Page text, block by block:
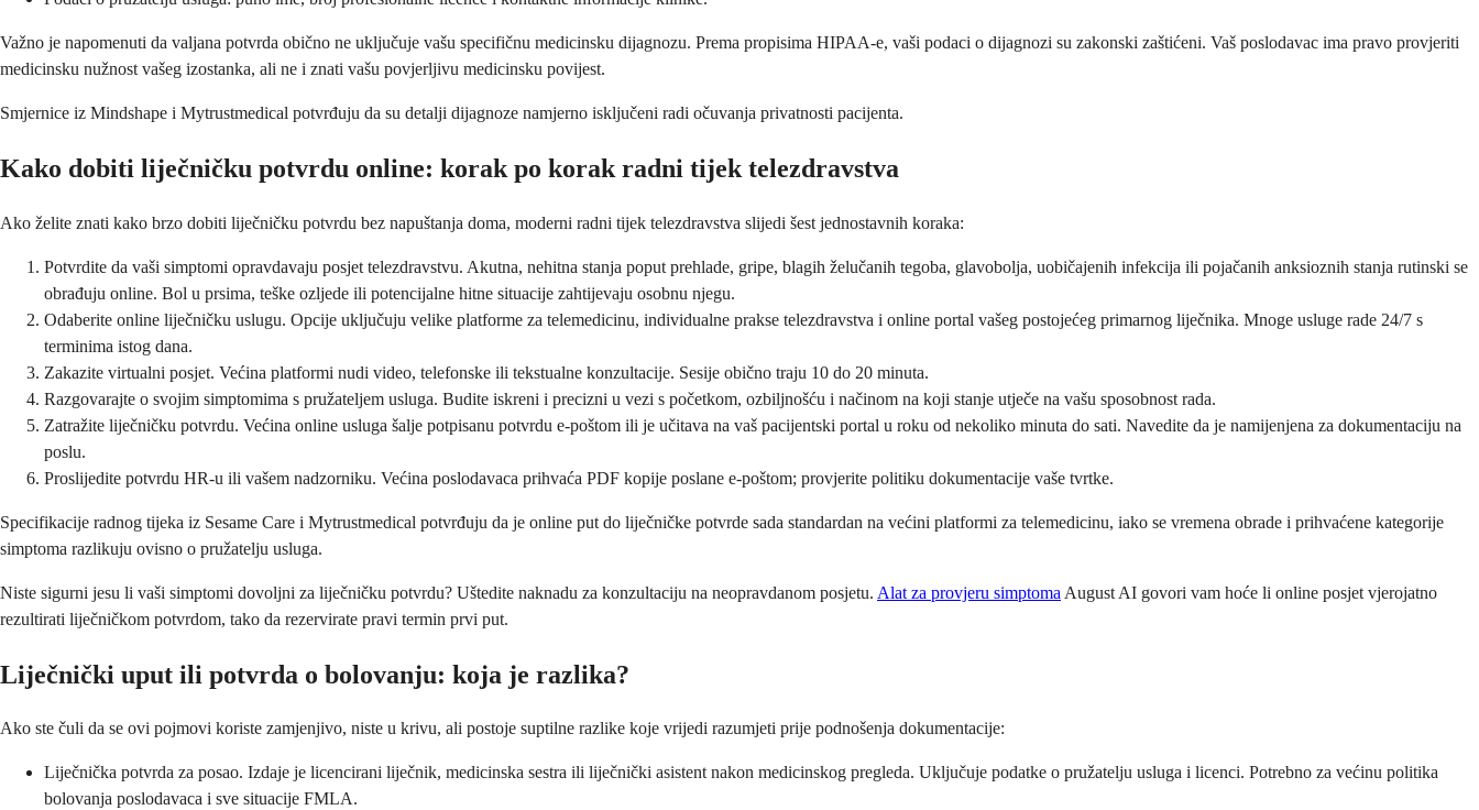
Važno je napomenuti da valjana potvrda obično ne uključuje vašu specifičnu medicinsku dijagnozu. Prema propisima HIPAA-e, vaši podaci o dijagnozi su zakonski zaštićeni. Vaš poslodavac ima pravo provjeriti
medicinsku nužnost vašeg izostanka, ali ne i znati vašu povjerljivu medicinsku povijest.
Smjernice iz Mindshape i Mytrustmedical potvrđuju da su detalji dijagnoze namjerno isključeni radi očuvanja privatnosti pacijenta.
Kako dobiti liječničku potvrdu online: korak po korak radni tijek telezdravstva
Ako želite znati kako brzo dobiti liječničku potvrdu bez napuštanja doma, moderni radni tijek telezdravstva slijedi šest jednostavnih koraka:
Potvrdite da vaši simptomi opravdavaju posjet telezdravstvu. Akutna, nehitna stanja poput prehlade, gripe, blagih želučanih tegoba, glavobolja, uobičajenih infekcija ili pojačanih anksioznih stanja rutinski se
obrađuju online. Bol u prsima, teške ozljede ili potencijalne hitne situacije zahtijevaju osobnu njegu.
Odaberite online liječničku uslugu. Opcije uključuju velike platforme za telemedicinu, individualne prakse telezdravstva i online portal vašeg postojećeg primarnog liječnika. Mnoge usluge rade 24/7 s
terminima istog dana.
Zakazite virtualni posjet. Većina platformi nudi video, telefonske ili tekstualne konzultacije. Sesije obično traju 10 do 20 minuta.
Razgovarajte o svojim simptomima s pružateljem usluga. Budite iskreni i precizni u vezi s početkom, ozbiljnošću i načinom na koji stanje utječe na vašu sposobnost rada.
Zatražite liječničku potvrdu. Većina online usluga šalje potpisanu potvrdu e-poštom ili je učitava na vaš pacijentski portal u roku od nekoliko minuta do sati. Navedite da je namijenjena za dokumentaciju na
poslu.
Proslijedite potvrdu HR-u ili vašem nadzorniku. Većina poslodavaca prihvaća PDF kopije poslane e-poštom; provjerite politiku dokumentacije vaše tvrtke.
Specifikacije radnog tijeka iz Sesame Care i Mytrustmedical potvrđuju da je online put do liječničke potvrde sada standardan na većini platformi za telemedicinu, iako se vremena obrade i prihvaćene kategorije
simptoma razlikuju ovisno o pružatelju usluga.
Niste sigurni jesu li vaši simptomi dovoljni za liječničku potvrdu? Uštedite naknadu za konzultaciju na neopravdanom posjetu. Alat za provjeru simptoma August AI govori vam hoće li online posjet vjerojatno
rezultirati liječničkom potvrdom, tako da rezervirate pravi termin prvi put.
Liječnički uput ili potvrda o bolovanju: koja je razlika?
Ako ste čuli da se ovi pojmovi koriste zamjenjivo, niste u krivu, ali postoje suptilne razlike koje vrijedi razumjeti prije podnošenja dokumentacije:
Liječnička potvrda za posao. Izdaje je licencirani liječnik, medicinska sestra ili liječnički asistent nakon medicinskog pregleda. Uključuje podatke o pružatelju usluga i licenci. Potrebno za većinu politika
bolovanja poslodavaca i sve situacije FMLA.